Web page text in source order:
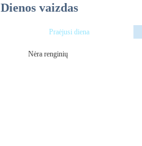
Dienos vaizdas
Praėjusi diena
Nėra renginių